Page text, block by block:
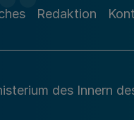
Redaktion
des Innern